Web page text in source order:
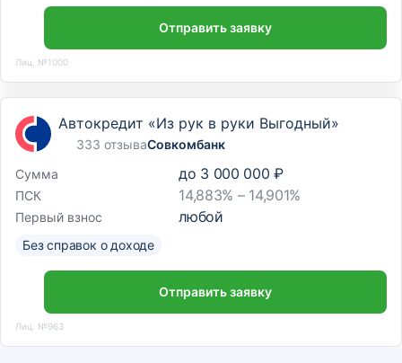
Отправить заявку
Лиц. №1000
Автокредит «Из рук в руки Выгодный»
333 отзываСовкомбанк
Сумма
до 3 000 000 ₽
ПСК 14,883% – 14,901%
Первый взнос любой
Без справок о доходе
Отправить заявку
Лиц. №963